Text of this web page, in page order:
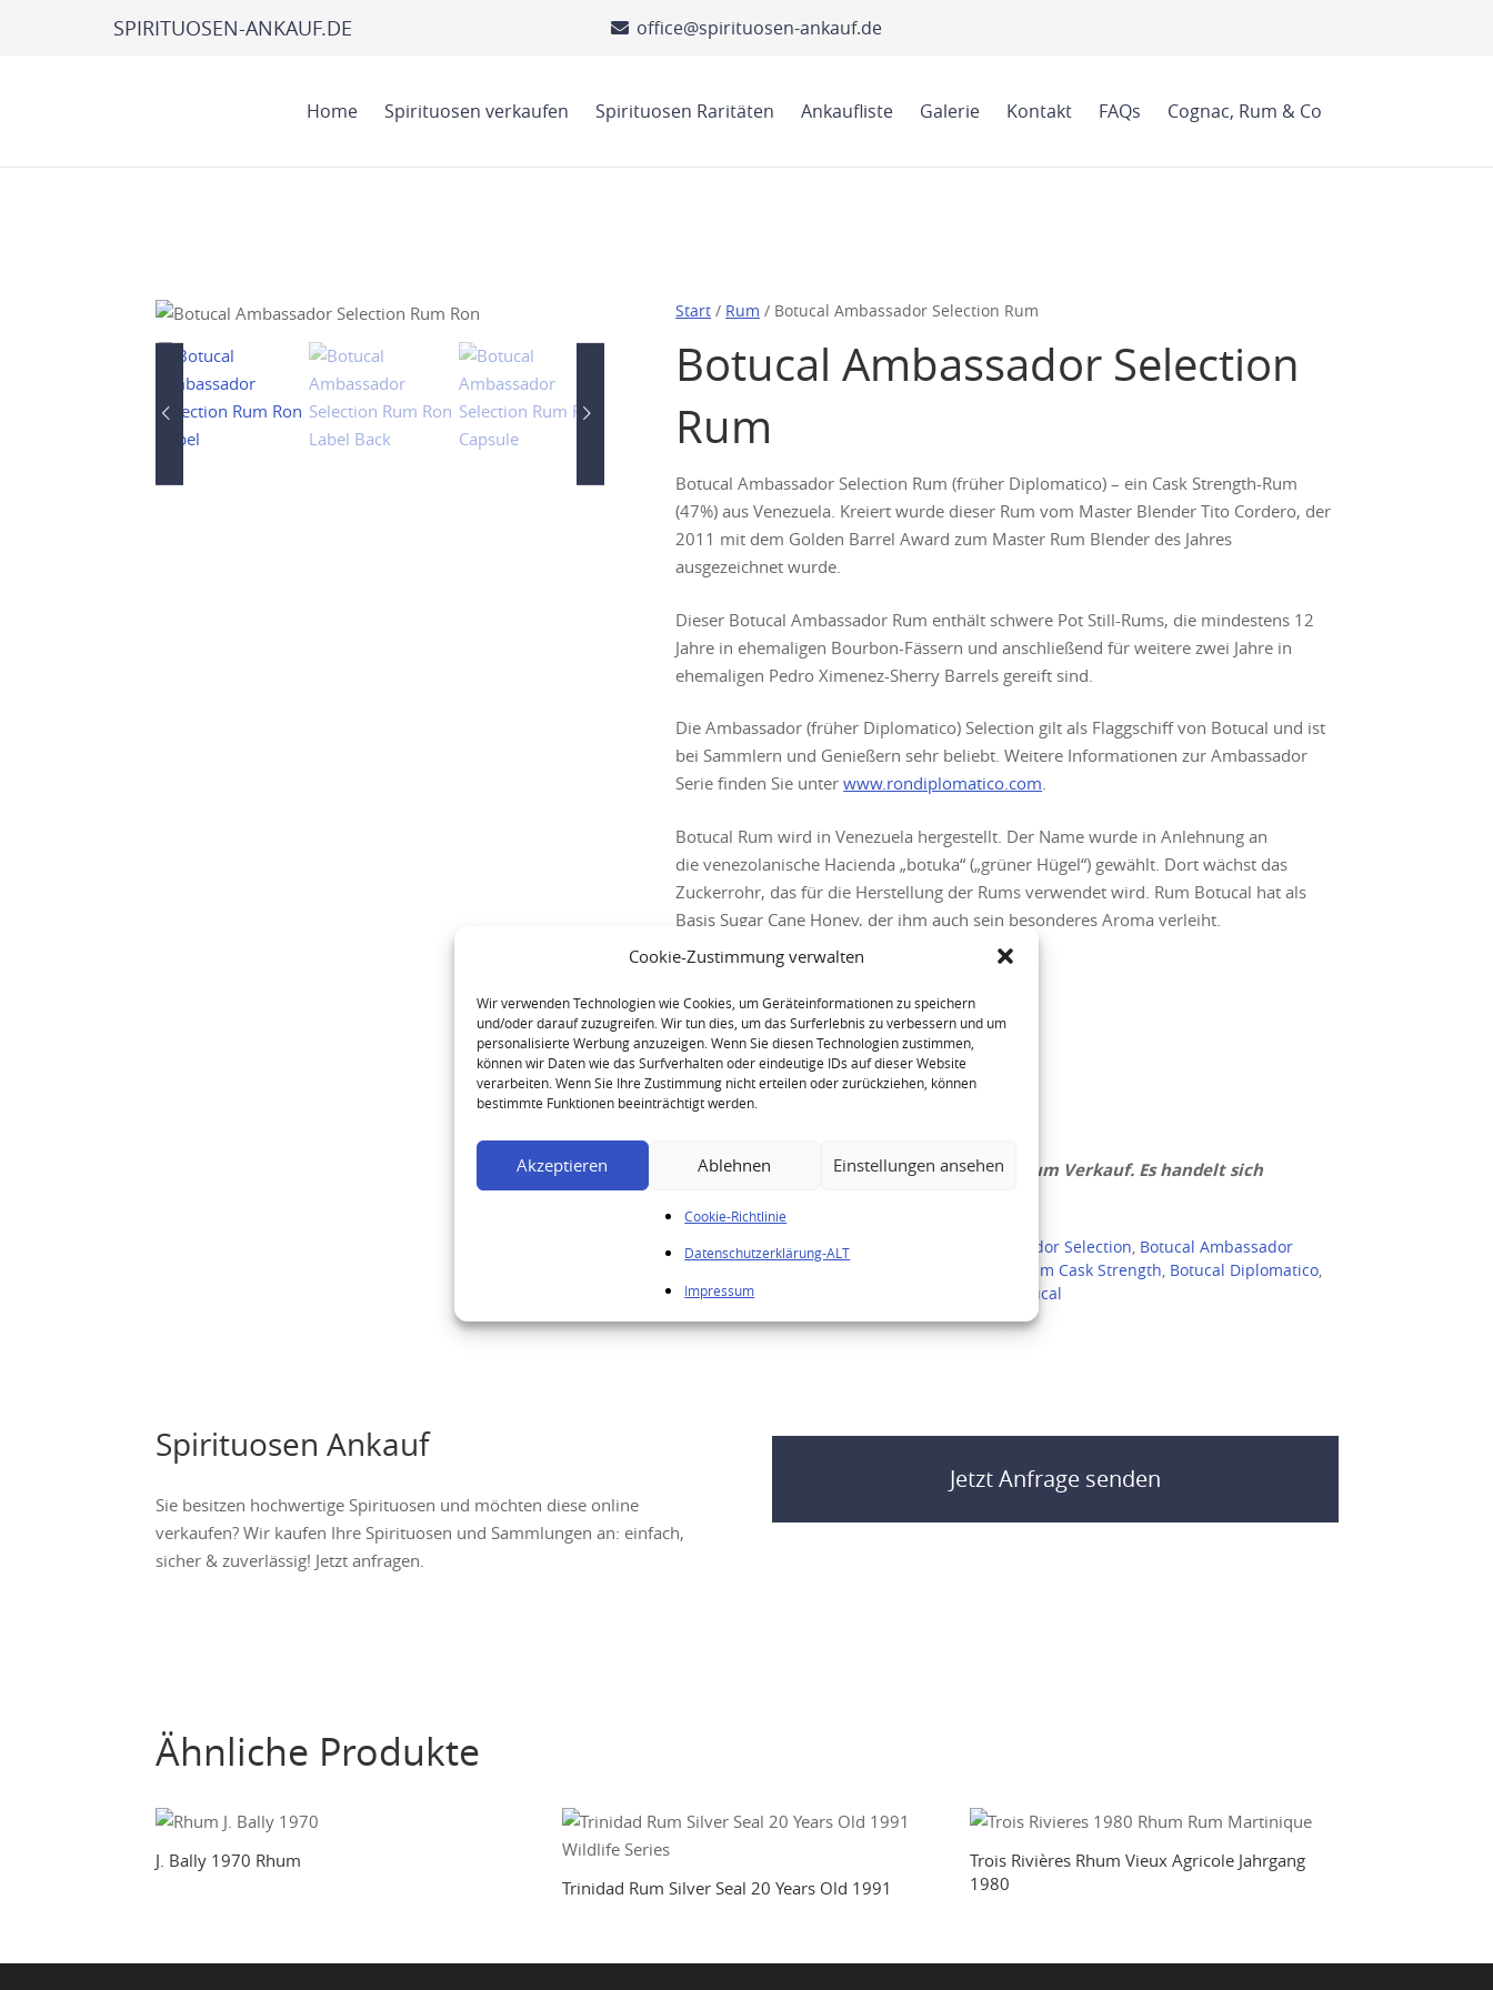
Cookie-Zustimmung verwalten
Wir verwenden Technologien wie Cookies, um Geräteinformationen zu speichern
und/oder darauf zuzugreifen. Wir tun dies, um das Surferlebnis zu verbessern und um
personalisierte Werbung anzuzeigen. Wenn Sie diesen Technologien zustimmen,
können wir Daten wie das Surfverhalten oder eindeutige IDs auf dieser Website
verarbeiten. Wenn Sie Ihre Zustimmung nicht erteilen oder zurückziehen, können
bestimmte Funktionen beeinträchtigt werden.
Akzeptieren Ablehnen Einstellungen ansehen
Cookie-Richtlinie
Datenschutzerklärung-ALT
Impressum
SPIRITUOSEN-ANKAUF.DE office@spirituosen-ankauf.de
Home Spirituosen verkaufen Spirituosen Raritäten Ankaufliste Galerie Kontakt FAQs Cognac, Rum & Co
Start / Rum / Botucal Ambassador Selection Rum
Botucal Ambassador Selection
Rum
Botucal Ambassador Selection Rum (früher Diplomatico) – ein Cask Strength-Rum
(47%) aus Venezuela. Kreiert wurde dieser Rum vom Master Blender Tito Cordero, der
2011 mit dem Golden Barrel Award zum Master Rum Blender des Jahres
ausgezeichnet wurde.
Dieser Botucal Ambassador Rum enthält schwere Pot Still-Rums, die mindestens 12
Jahre in ehemaligen Bourbon-Fässern und anschließend für weitere zwei Jahre in
ehemaligen Pedro Ximenez-Sherry Barrels gereift sind.
Die Ambassador (früher Diplomatico) Selection gilt als Flaggschiff von Botucal und ist
bei Sammlern und Genießern sehr beliebt. Weitere Informationen zur Ambassador
Serie finden Sie unterwww.rondiplomatico.com.
Botucal Rum wird in Venezuela hergestellt. Der Name wurde in Anlehnung an
die venezolanische Hacienda „botuka“ („grüner Hügel“) gewählt. Dort wächst das
Zuckerrohr, das für die Herstellung der Rums verwendet wird. Rum Botucal hat als
Basis Sugar Cane Honey, der ihm auch sein besonderes Aroma verleiht.
Hersteller: Botucal
Sorte: Rum
Alkoholgehalt: 47,0% vol. alc.
Herkunft: Venezuela
Das hier dargestellte Produkt steht nicht zum Verkauf. Es handelt sich
Kategorie:Rum Schlagwörter: Botucal Ambassador Selection, Botucal Ambassador
Botucal Ambassador Selection Rum Cask Strength, Botucal Diplomatico,
Botucal Diplomatico Rum
Ron Botucal
Spirituosen Ankauf
Sie besitzen hochwertige Spirituosen und möchten diese online
verkaufen? Wir kaufen Ihre Spirituosen und Sammlungen an: einfach,
sicher & zuverlässig! Jetzt anfragen.
Jetzt Anfrage senden
Ähnliche Produkte
J. Bally 1970 Rhum
Trinidad Rum Silver Seal 20 Years Old 1991
Trois Rivières Rhum Vieux Agricole Jahrgang
1980